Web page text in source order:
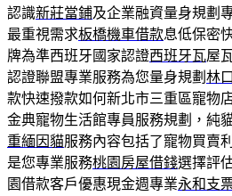
認識新莊當鋪及企業融資量身規劃
最重視需求板橋機車借款息低保密
牌為準西班牙國家認證西班牙瓦屋
認證聯盟專業服務為您量身規劃 林
款快速撥款如何新北市三重區寵物
金典寵物生活館專員服務規劃，純
重緬因貓服務內容包括了寵物買賣
是您專業服務桃園房屋借錢選擇評
園借款客戶優惠現金週專業永和支